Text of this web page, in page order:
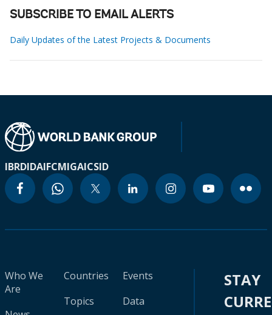
SUBSCRIBE TO EMAIL ALERTS
Daily Updates of the Latest Projects & Documents
IBRDIDAIFCMIGAICSID
Who We
Are
Countries
Topics
Events
Data
STAY